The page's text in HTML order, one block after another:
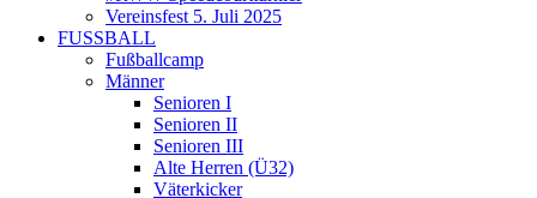
Vereinsfest 5. Juli 2025
FUSSBALL
Fußballcamp
Männer
Senioren I
Senioren II
Senioren III
Alte Herren (Ü32)
Väterkicker